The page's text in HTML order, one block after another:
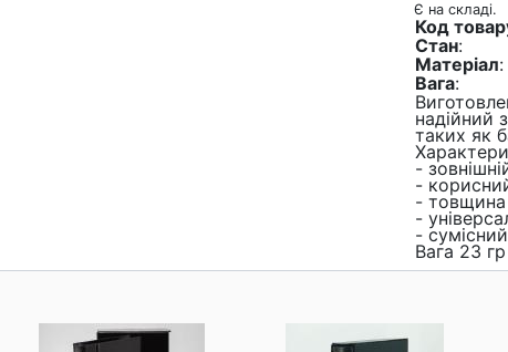
Є на складі.
Код
Стан:
Матеріал:
Вага:
надійний
таких як
-
-
-
-
-
Вага 23 гр